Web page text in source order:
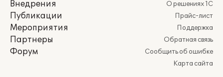
Внедрения
Публикации
Мероприятия
Партнеры
Форум
О решениях 1С
Прайс-лист
Поддержка
Обратная связь
Сообщить об ошибке
Карта сайта